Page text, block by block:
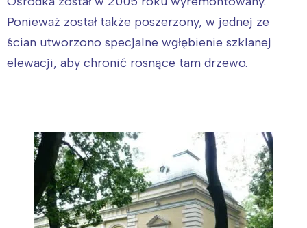
Ponieważ został także poszerzony, w jednej ze
ścian utworzono specjalne wgłębienie szklanej
elewacji, aby chronić rosnące tam drzewo.